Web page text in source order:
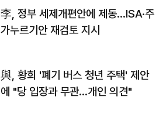
李, 정부 세제개편안에 제동…ISA·주
가누르기안 재검토 지시
與, 황희 '폐기 버스 청년 주택' 제안
에 "당 입장과 무관…개인 의견"